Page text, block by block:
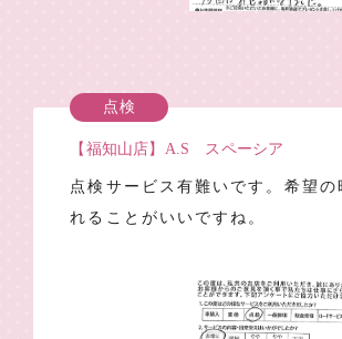
点検
【福知山店】A.S スペーシア
点検サービス有難いです。希望の
れることがいいですね。